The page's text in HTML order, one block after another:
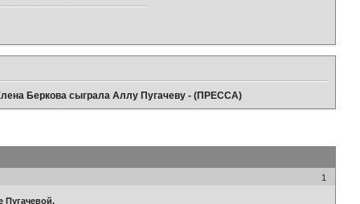
Беркова сыграла Аллу Пугачеву - (ПРЕССА)
1
Пугачевой.